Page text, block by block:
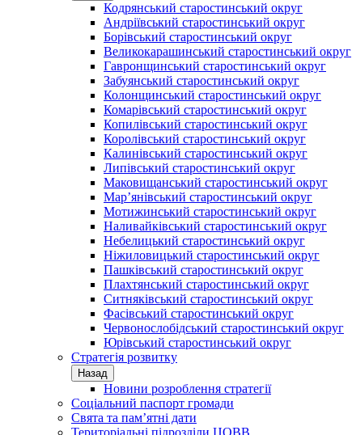
Кодрянський старостинський округ
Андріївський старостинський округ
Борівський старостинський округ
Великокарашинський старостинський округ
Гавронщинський старостинський округ
Забуянський старостинський округ
Колонщинський старостинський округ
Комарівський старостинський округ
Копилівський старостинський округ
Королівський старостинський округ
Калинівський старостинський округ
Липівський старостинський округ
Маковищанський старостинський округ
Мар’янівський старостинський округ
Мотижинський старостинський округ
Наливайківський старостинський округ
Небелицький старостинський округ
Ніжиловицький старостинський округ
Пашківський старостинський округ
Плахтянський старостинський округ
Ситняківський старостинський округ
Фасівський старостинський округ
Червонослобідський старостинський округ
Юрівський старостинський округ
Стратегія розвитку
Назад
Новини розроблення стратегії
Соціальний паспорт громади
Свята та пам’ятні дати
Територіальні підрозділи ЦОВВ